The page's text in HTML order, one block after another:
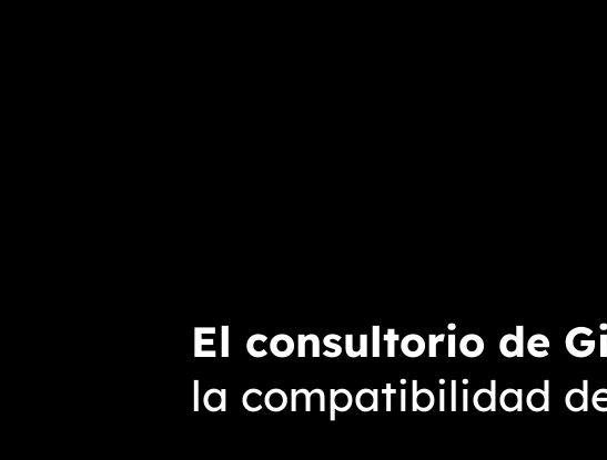
El consultorio de
la compatibilidad